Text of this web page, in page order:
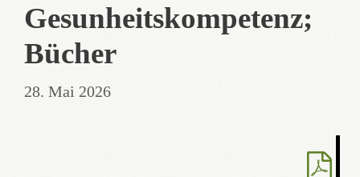
Gesunheitskompetenz;
Bücher
28. Mai 2026